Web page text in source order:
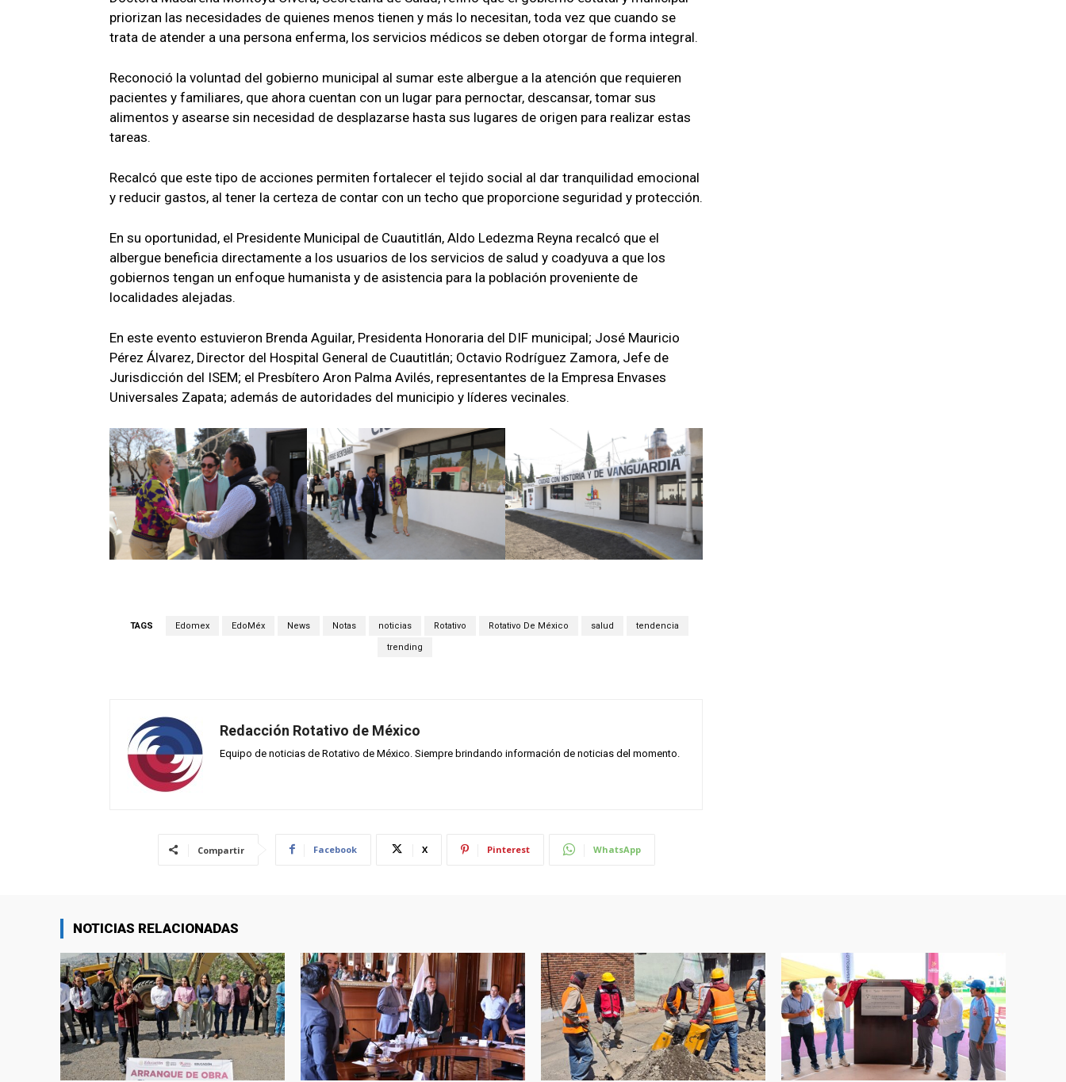
priorizan las necesidades de quienes menos tienen y más lo necesitan, toda vez que cuando se
trata de atender a una persona enferma, los servicios médicos se deben otorgar de forma integral.
Reconoció la voluntad del gobierno municipal al sumar este albergue a la atención que requieren
pacientes y familiares, que ahora cuentan con un lugar para pernoctar, descansar, tomar sus
alimentos y asearse sin necesidad de desplazarse hasta sus lugares de origen para realizar estas
tareas.
Recalcó que este tipo de acciones permiten fortalecer el tejido social al dar tranquilidad emocional
y reducir gastos, al tener la certeza de contar con un techo que proporcione seguridad y protección.
En su oportunidad, el Presidente Municipal de Cuautitlán, Aldo Ledezma Reyna recalcó que el
albergue beneficia directamente a los usuarios de los servicios de salud y coadyuva a que los
gobiernos tengan un enfoque humanista y de asistencia para la población proveniente de
localidades alejadas.
En este evento estuvieron Brenda Aguilar, Presidenta Honoraria del DIF municipal; José Mauricio
Pérez Álvarez, Director del Hospital General de Cuautitlán; Octavio Rodríguez Zamora, Jefe de
Jurisdicción del ISEM; el Presbítero Aron Palma Avilés, representantes de la Empresa Envases
Universales Zapata; además de autoridades del municipio y líderes vecinales.
TAGS Edomex EdoMéx News Notas noticias Rotativo Rotativo De México salud tendencia
trending
Redacción Rotativo de México
Equipo de noticias de Rotativo de México. Siempre brindando información de noticias del momento.
Compartir Facebook X Pinterest WhatsApp
NOTICIAS RELACIONADAS